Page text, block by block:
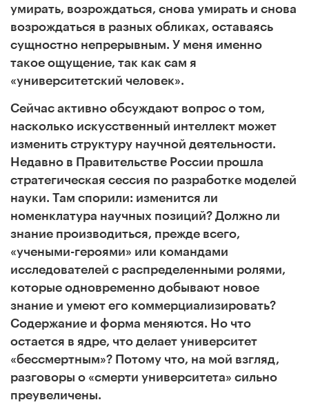
умирать, возрождаться, снова умирать и снова
возрождаться в разных обликах, оставаясь
сущностно непрерывным. У меня именно
такое ощущение, так как сам я
«университетский человек».
Сейчас активно обсуждают вопрос о том,
насколько искусственный интеллект может
изменить структуру научной деятельности.
Недавно в Правительстве России прошла
стратегическая сессия по разработке моделей
науки. Там спорили: изменится ли
номенклатура научных позиций? Должно ли
знание производиться, прежде всего,
«учеными-героями» или командами
исследователей с распределенными ролями,
которые одновременно добывают новое
знание и умеют его коммерциализировать?
Содержание и форма меняются. Но что
остается в ядре, что делает университет
«бессмертным»? Потому что, на мой взгляд,
разговоры о «смерти университета» сильно
преувеличены.